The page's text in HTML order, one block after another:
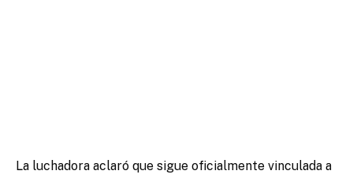
La luchadora aclaró que sigue oficialmente vinculada a